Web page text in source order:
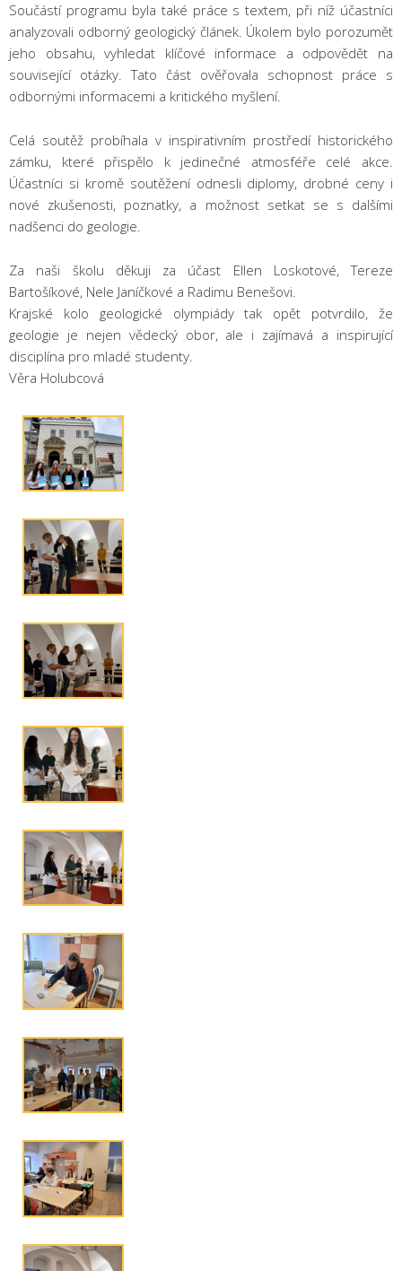
Součástí programu byla také práce s textem, při níž účastníci
analyzovali odborný geologický článek. Úkolem bylo porozumět
jeho obsahu, vyhledat klíčové informace a odpovědět na
související otázky. Tato část ověřovala schopnost práce s
odbornými informacemi a kritického myšlení.
Celá soutěž probíhala v inspirativním prostředí historického
zámku, které přispělo k jedinečné atmosféře celé akce.
Účastníci si kromě soutěžení odnesli diplomy, drobné ceny i
nové zkušenosti, poznatky, a možnost setkat se s dalšími
nadšenci do geologie.
Za naši školu děkuji za účast Ellen Loskotové, Tereze
Bartošíkové, Nele Janíčkové a Radimu Benešovi.
Krajské kolo geologické olympiády tak opět potvrdilo, že
geologie je nejen vědecký obor, ale i zajímavá a inspirující
disciplína pro mladé studenty.
Věra Holubcová